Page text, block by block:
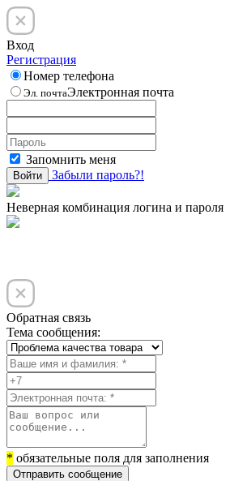
Вход
Регистрация
Номер телефона
Эл. почтаЭлектронная почта
Запомнить меня
Войти Забыли пароль?!
Неверная комбинация логина и пароля
Обратная связь
Тема сообщения:
* обязательные поля для заполнения
Отправить сообщение